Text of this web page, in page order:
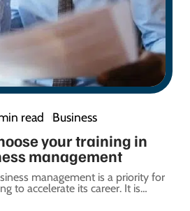
read Business
your training in
management
management is a priority for
to accelerate its career. It is…